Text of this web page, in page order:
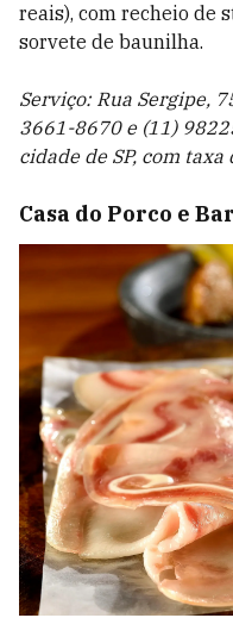
reais), com recheio de
sorvete de baunilha.
Serviço: Rua Sergipe,
3661-8670 e (11)
cidade de SP, com
Casa do Porco e